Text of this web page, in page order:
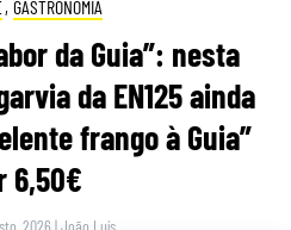
, GASTRONOMIA
da Guia”: nesta
da EN125 ainda
frango à Guia”
6,50€
2026 |João Luís